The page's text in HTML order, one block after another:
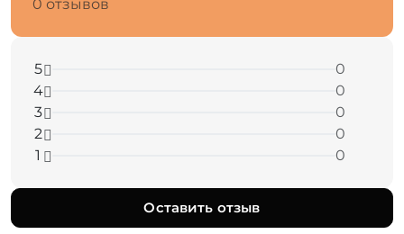
0 отзывов
5
0
4
0
3
0
2
0
1
0
Оставить отзыв